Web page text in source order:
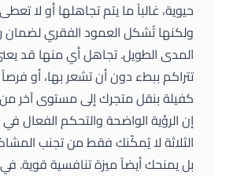
حيوية، غالباً ما يتم تجاهلها أو لا
ولكنها تُشكل العمود الفقري لضمان
المدى الطويل. تجاهل أي منها قد
تتراكم ببطء دون أن تشعر بها، أو
كفيلة بنقل متجرك إلى مستوى آخر من
إن الرؤية الواضحة والتحكم الفعال
الثلاثة لا يُمكّنك فقط من تجنب
بل يمنحك أيضاً ميزة تنافسية قوية.